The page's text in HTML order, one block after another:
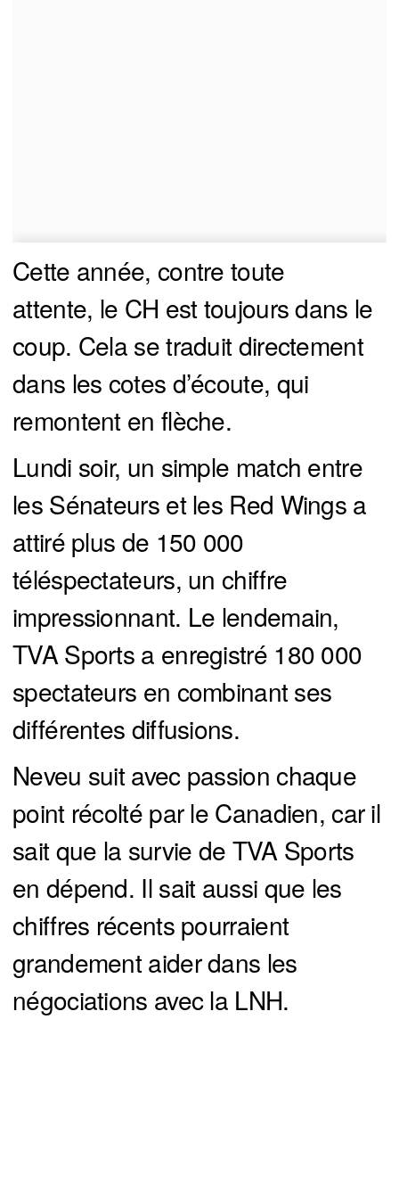
Cette année, contre toute
attente, le CH est toujours dans le
coup. Cela se traduit directement
dans les cotes d’écoute, qui
remontent en flèche.
Lundi soir, un simple match entre
les Sénateurs et les Red Wings a
attiré plus de 150 000
téléspectateurs, un chiffre
impressionnant. Le lendemain,
TVA Sports a enregistré 180 000
spectateurs en combinant ses
différentes diffusions.
Neveu suit avec passion chaque
point récolté par le Canadien, car il
sait que la survie de TVA Sports
en dépend. Il sait aussi que les
chiffres récents pourraient
grandement aider dans les
négociations avec la LNH.